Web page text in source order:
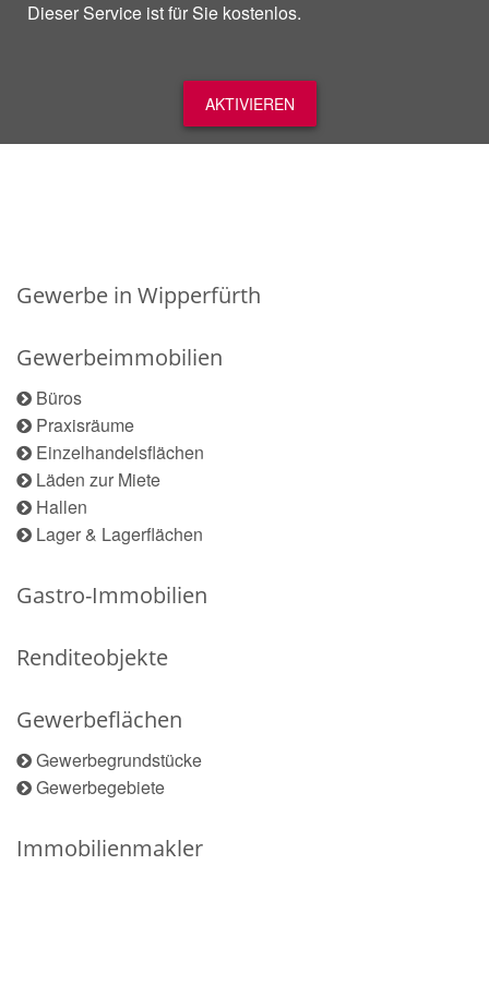
Dieser Service ist für Sie kostenlos.
AKTIVIEREN
Gewerbe in Wipperfürth
Gewerbeimmobilien
Büros
Praxisräume
Einzelhandelsflächen
Läden zur Miete
Hallen
Lager & Lagerflächen
Gastro-Immobilien
Renditeobjekte
Gewerbeflächen
Gewerbegrundstücke
Gewerbegebiete
Immobilienmakler